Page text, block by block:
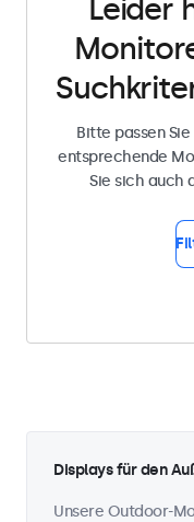
Leider
Bitte passen
entsprechende
Sie sich auch
Displays für den
Unsere Outdoor-